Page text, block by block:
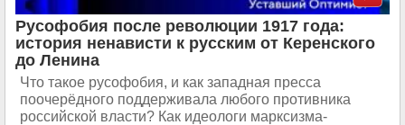
Русофобия после революции 1917 года:
история ненависти к русским от Керенского
до Ленина
Что такое русофобия, и как западная пресса
поочерёдного поддерживала любого противника
российской власти? Как идеологи марксизма-